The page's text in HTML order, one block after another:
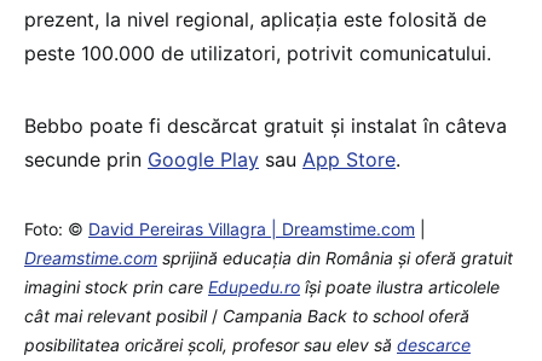
prezent, la nivel regional, aplicația este folosită de
peste 100.000 de utilizatori, potrivit comunicatului.
Bebbo poate fi descărcat gratuit și instalat în câteva
secunde prin Google Play sau App Store.
Foto: © David Pereiras Villagra | Dreamstime.com
Dreamstime.com sprijină educaţia din România şi oferă gratuit
imagini stock prin care Edupedu.ro îşi poate ilustra articolele
cât mai relevant posibil/ Campania Back to school oferă
posibilitatea oricărei școli, profesor sau elev să descarce